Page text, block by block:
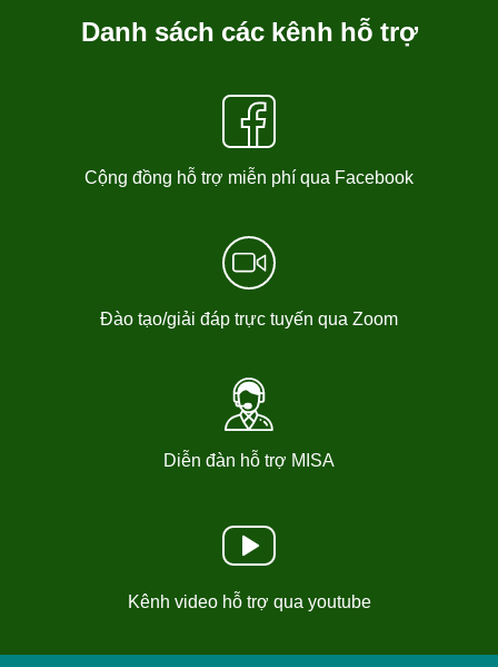
Danh sách các kênh hỗ trợ
Cộng đồng hỗ trợ miễn phí qua Facebook
Đào tạo/giải đáp trực tuyến qua Zoom
Diễn đàn hỗ trợ MISA
Kênh video hỗ trợ qua youtube